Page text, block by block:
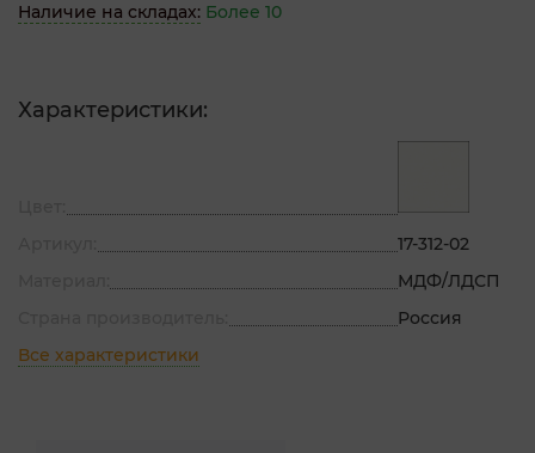
Наличие на складах: Более 10
Характеристики:
17-312-02
МДФ/ЛДСП
Россия
Все характеристики